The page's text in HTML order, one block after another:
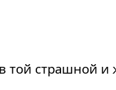
той страшной